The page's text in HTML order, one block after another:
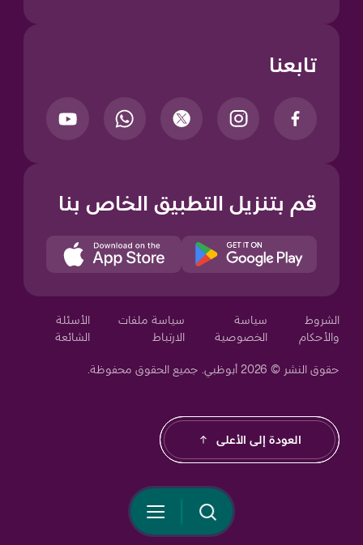
تابعنا
قم بتنزيل التطبيق الخاص بنا
الشروط
والأحكام
سياسة
الخصوصية
سياسة ملفات
الارتباط
الأسئلة
الشائعة
حقوق النشر © 2026 أبوظبي. جميع الحقوق محفوظة.
العودة إلى الأعلى